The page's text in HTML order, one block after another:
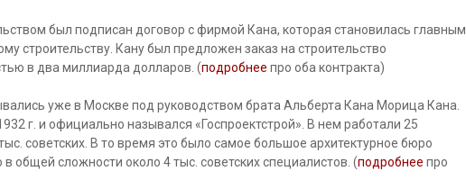
был подписан договор с фирмой Кана, которая становилась главным
строительству. Кану был предложен заказ на строительство
в два миллиарда долларов. (подробнее про оба контракта)
уже в Москве под руководством брата Альберта Кана Морица Кана.
г. и официально назывался «Госпроектстрой». В нем работали 25
советских. В то время это было самое большое архитектурное бюро
общей сложности около 4 тыс. советских специалистов. (подробнее про